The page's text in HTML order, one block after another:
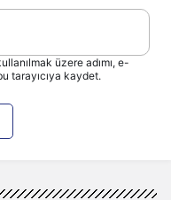
üzere adımı, e-
tarayıcıya kaydet.